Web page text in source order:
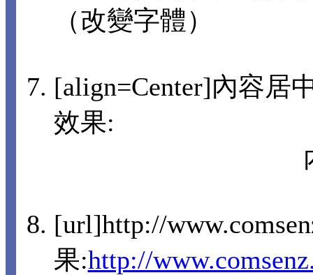
（改變字體）
[align=Center]內容
效果:
[url]http://
果:http://